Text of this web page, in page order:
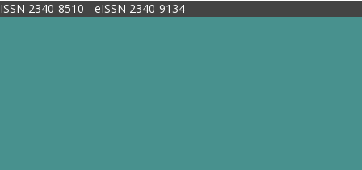
ISSN 2340-8510 - eISSN 2340-9134